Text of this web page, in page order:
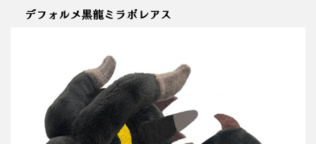
デフォルメ黒龍ミラボレアス